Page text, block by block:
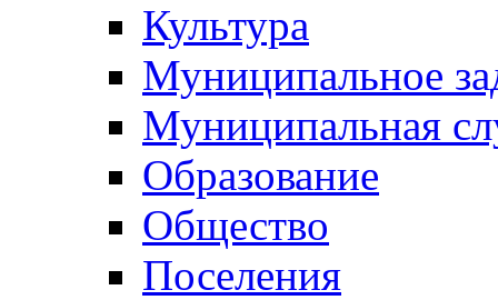
Культура
Муниципальное
Муниципальная
Образование
Общество
Поселения